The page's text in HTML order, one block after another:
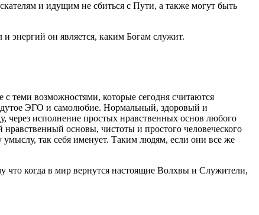
и идущим не сбиться с Пути, а также могут быть
энергий он является, каким Богам служит.
теми возможностями, которые сегодня считаются
ЭГО и самолюбие. Нормальный, здоровый и
через исполнение простых нравственных основ любого
основы, чистоты и простого человеческого
так себя именует. Таким людям, если они все же
что когда в мир вернутся настоящие Волхвы и Служители,